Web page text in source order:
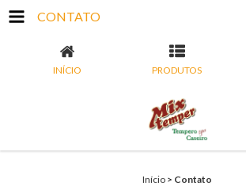
CONTATO
INÍCIO PRODUTOS
Início > Contato